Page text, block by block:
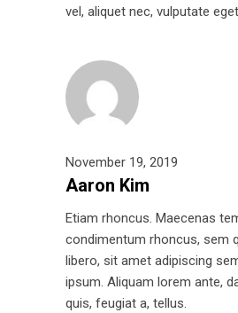
vel, aliquet nec, vulputate
November 19, 2019
Aaron Kim
Etiam rhoncus. Maecenas
condimentum rhoncus, sem
libero, sit amet adipiscing
ipsum. Aliquam lorem ante,
quis, feugiat a, tellus.